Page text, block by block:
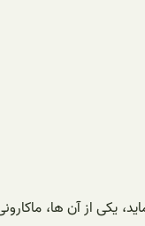
یکی از آن ها،